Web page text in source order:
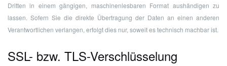
Dritten in einem gängigen, maschinenlesbaren Format aushändigen zu
lassen. Sofern Sie die direkte Übertragung der Daten an einen anderen
Verantwortlichen verlangen, erfolgt dies nur, soweit es technisch machbar ist.
SSL- bzw. TLS-Verschlüsselung